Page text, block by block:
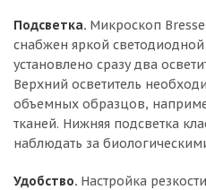
Подсветка. Микроскоп
снабжен яркой
установлено сразу два
Верхний осветитель
объемных образцов,
тканей. Нижняя подсветка
наблюдать за
Удобство. Настройка